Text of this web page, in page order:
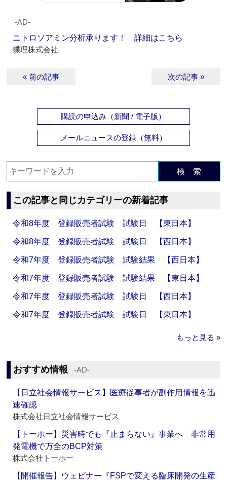
‐AD‐
ニトロソアミン分析承ります！ 詳細はこちら
蝶理株式会社
« 前の記事 次の記事 »
購読の申込み（新聞 / 電子版）
メールニュースの登録（無料）
検 索
この記事と同じカテゴリーの新着記事
令和8年度 登録販売者試験 試験日 【東日本】
令和8年度 登録販売者試験 試験日 【西日本】
令和7年度 登録販売者試験 試験結果 【西日本】
令和7年度 登録販売者試験 試験結果 【東日本】
令和7年度 登録販売者試験 試験日 【西日本】
令和7年度 登録販売者試験 試験日 【東日本】
もっと見る »
おすすめ情報 ‐AD‐
【日立社会情報サービス】医療従事者が副作用情報を迅
速確認
株式会社日立社会情報サービス
【トーホー】災害時でも『止まらない』事業へ 非常用
発電機で万全のBCP対策
株式会社トーホー
【開催報告】ウェビナー『FSPで変える臨床開発の生産